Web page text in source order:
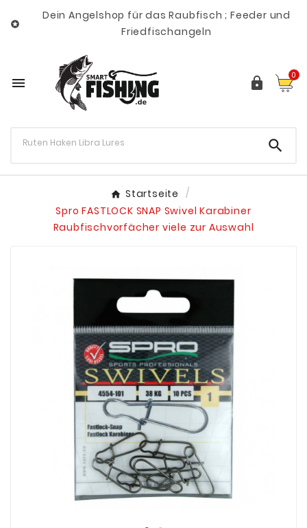

Dein Angelshop für das Raubfisch ; Feeder und
Friedfischangeln
  0

Startseite
Spro FASTLOCK SNAP Swivel Karabiner
Raubfischvorfächer viele zur Auswahl